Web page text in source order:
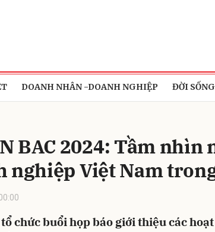
DOANH NHÂN -DOANH NGHIỆP ĐỜI SỐNG
BAC 2024: Tầm nhìn
nghiệp Việt Nam
tổ chức buổi họp báo giới thiệu các